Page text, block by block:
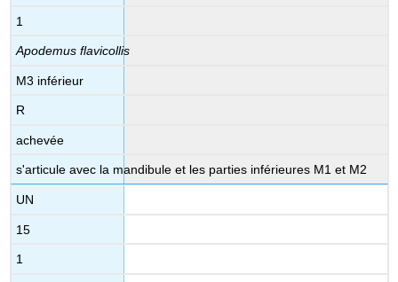
1
Apodemus flavicollis
M3 inférieur
R
achevée
s'articule avec la mandibule et les parties inférieures M1 et M2
UN
15
1